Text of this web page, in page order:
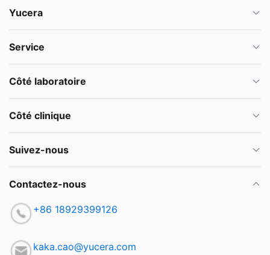
Yucera
Service
Côté laboratoire
Côté clinique
Suivez-nous
Contactez-nous
+86 18929399126
kaka.cao@yucera.com